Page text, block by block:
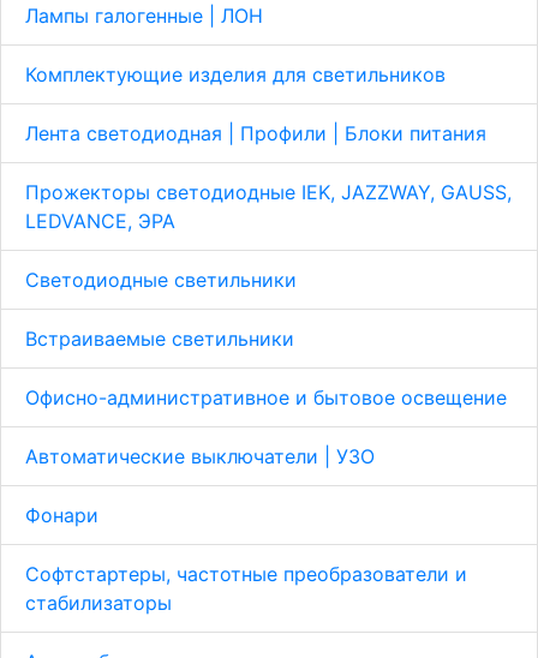
Лампы галогенные | ЛОН
Комплектующие изделия для светильников
Лента светодиодная | Профили | Блоки питания
Прожекторы светодиодные IEK, JAZZWAY, GAUSS,
LEDVANCE, ЭРА
Светодиодные светильники
Встраиваемые светильники
Офисно-административное и бытовое освещение
Автоматические выключатели | УЗО
Фонари
Софтстартеры, частотные преобразователи и
стабилизаторы